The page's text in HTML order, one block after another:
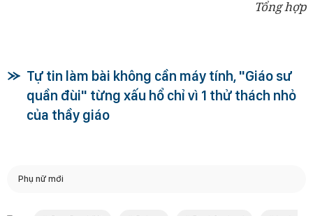
Tổng hợp
Tự tin làm bài không cần máy tính, "Giáo sư
quần đùi" từng xấu hổ chỉ vì 1 thử thách nhỏ
của thầy giáo
Phụ nữ mới